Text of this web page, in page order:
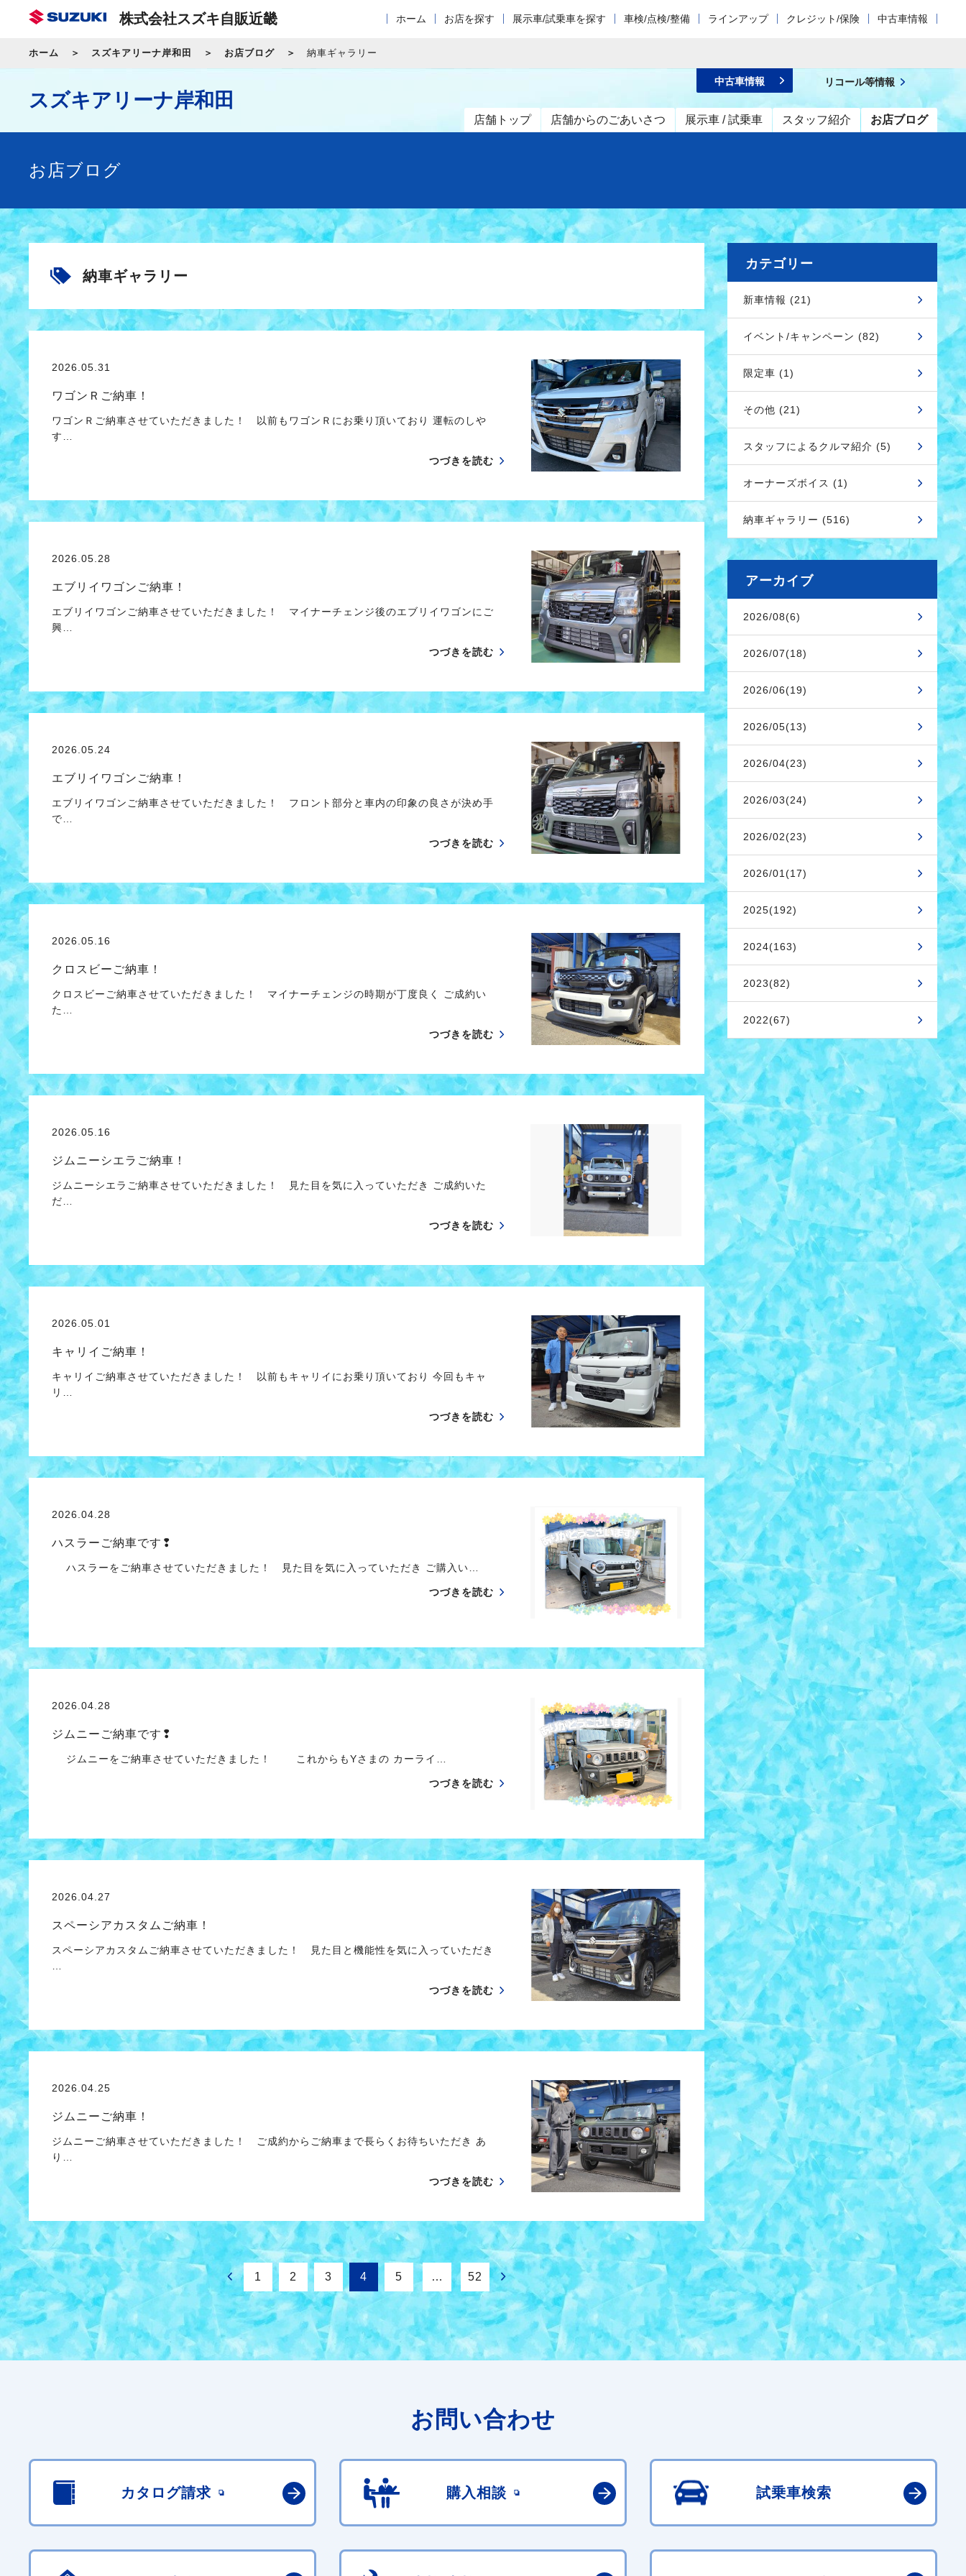
株式会社スズキ自販近畿 ホーム お店を探す 展示車/試乗車を探す 車検/点検/整備 ラインアップ クレジット/保険 中古車情報
ホーム スズキアリーナ岸和田 お店ブログ 納車ギャラリー
スズキアリーナ岸和田
店舗トップ 店舗からのごあいさつ 展示車 / 試乗車 スタッフ紹介 お店ブログ
中古車情報 リコール等情報
お店ブログ
納車ギャラリー
2026.05.31
ワゴンＲご納車！
ワゴンＲご納車させていただきました！ 以前もワゴンＲにお乗り頂いており 運転のしや
す…
つづきを読む
2026.05.28
エブリイワゴンご納車！
エブリイワゴンご納車させていただきました！ マイナーチェンジ後のエブリイワゴンにご
興…
つづきを読む
2026.05.24
エブリイワゴンご納車！
エブリイワゴンご納車させていただきました！ フロント部分と車内の印象の良さが決め手
で…
つづきを読む
2026.05.16
クロスビーご納車！
クロスビーご納車させていただきました！ マイナーチェンジの時期が丁度良く ご成約い
た…
つづきを読む
2026.05.16
ジムニーシエラご納車！
ジムニーシエラご納車させていただきました！ 見た目を気に入っていただき ご成約いた
だ…
つづきを読む
2026.05.01
キャリイご納車！
キャリイご納車させていただきました！ 以前もキャリイにお乗り頂いており 今回もキャ
リ…
つづきを読む
2026.04.28
ハスラーご納車です❢
ハスラーをご納車させていただきました！ 見た目を気に入っていただき ご購入い…
つづきを読む
2026.04.28
ジムニーご納車です❢
ジムニーをご納車させていただきました！ これからもYさまの カーライ…
つづきを読む
2026.04.27
スペーシアカスタムご納車！
スペーシアカスタムご納車させていただきました！ 見た目と機能性を気に入っていただき
つづきを読む
2026.04.25
ジムニーご納車！
ジムニーご納車させていただきました！ ご成約からご納車まで長らくお待ちいただき あ
り…
つづきを読む
1 2 3 4 5 … 52
カテゴリー
新車情報 (21)
イベント/キャンペーン (82)
限定車 (1)
その他 (21)
スタッフによるクルマ紹介 (5)
オーナーズボイス (1)
納車ギャラリー (516)
アーカイブ
2026/08(6)
2026/07(18)
2026/06(19)
2026/05(13)
2026/04(23)
2026/03(24)
2026/02(23)
2026/01(17)
2025(192)
2024(163)
2023(82)
2022(67)
お問い合わせ
カタログ請求 購入相談 試乗車検索